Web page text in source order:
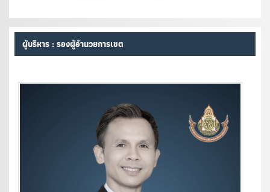
ผู้บริหาร : รองผู้อำนวยการเขต